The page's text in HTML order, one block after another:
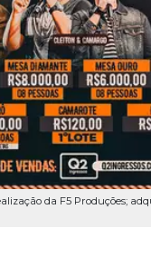
da F5 Produções;